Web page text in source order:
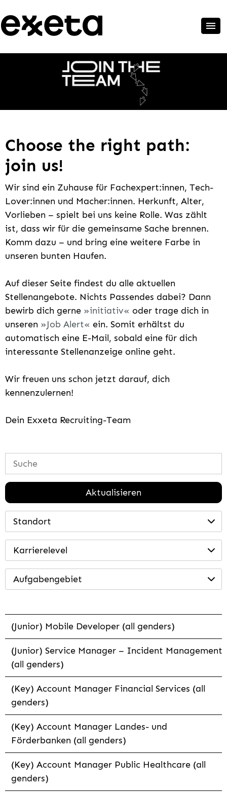
Choose the right path:
join us!
Wir sind ein Zuhause für Fachexpert:innen, Tech-
Lover:innen und Macher:innen. Herkunft, Alter,
Vorlieben – spielt bei uns keine Rolle. Was zählt
ist, dass wir für die gemeinsame Sache brennen.
Komm dazu – und bring eine weitere Farbe in
unseren bunten Haufen.
Auf dieser Seite findest du alle aktuellen
Stellenangebote. Nichts Passendes dabei? Dann
bewirb dich gerne
initiativ
oder trage dich in
unseren
Job Alert
ein. Somit erhältst du
automatisch eine E-Mail, sobald eine für dich
interessante Stellenanzeige online geht.
Wir freuen uns schon jetzt darauf, dich
kennenzulernen!
Dein Exxeta Recruiting-Team
Aktualisieren
Standort
Karrierelevel
Aufgabengebiet
(Junior) Mobile Developer (all genders)
(Junior) Service Manager – Incident Management
(all genders)
(Key) Account Manager Financial Services (all
genders)
(Key) Account Manager Landes- und
Förderbanken (all genders)
(Key) Account Manager Public Healthcare (all
genders)